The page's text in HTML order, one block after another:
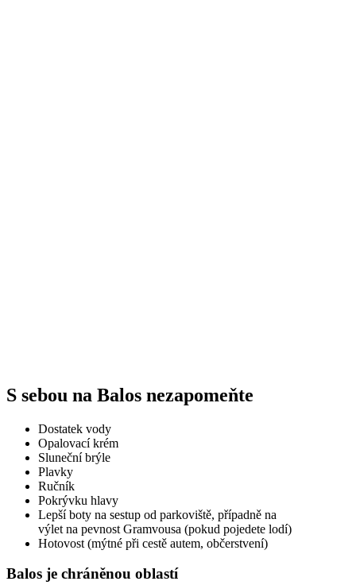
S sebou na Balos nezapomeňte
Dostatek vody
Opalovací krém
Sluneční brýle
Plavky
Ručník
Pokrývku hlavy
Lepší boty na sestup od parkoviště, případně na
výlet na pevnost Gramvousa (pokud pojedete lodí)
Hotovost (mýtné při cestě autem, občerstvení)
Balos je chráněnou oblastí